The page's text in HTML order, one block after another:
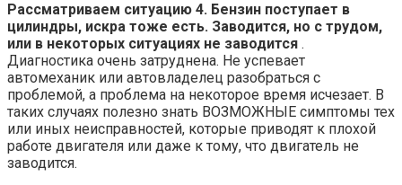
Рассматриваем ситуацию 4. Бензин поступает в
цилиндры, искра тоже есть. Заводится, но с трудом,
или в некоторых ситуациях не заводится .
Диагностика очень затруднена. Не успевает
автомеханик или автовладелец разобраться с
проблемой, а проблема на некоторое время исчезает. В
таких случаях полезно знать ВОЗМОЖНЫЕ симптомы тех
или иных неисправностей, которые приводят к плохой
работе двигателя или даже к тому, что двигатель не
заводится.